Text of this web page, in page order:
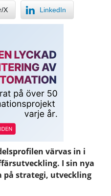
X LinkedIn
värvas in i
I sin nya
på strategi, utveckling